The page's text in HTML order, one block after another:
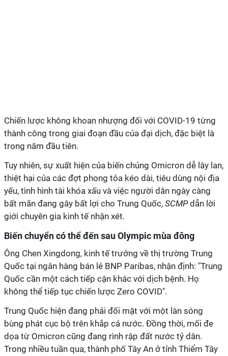
Chiến lược không khoan nhượng đối với COVID-19 từng
thành công trong giai đoạn đầu của đại dịch, đặc biệt là
trong năm đầu tiên.
Tuy nhiên, sự xuất hiện của biến chủng Omicron dễ lây lan,
thiệt hại của các đợt phong tỏa kéo dài, tiêu dùng nội địa
yếu, tình hình tài khóa xấu và việc người dân ngày càng
bất mãn đang gây bất lợi cho Trung Quốc, SCMPdẫn lời
giới chuyên gia kinh tế nhận xét.
Biến chuyển có thể đến sau Olympic mùa đông
Ông Chen Xingdong, kinh tế trưởng về thị trường Trung
Quốc tại ngân hàng bán lẻ BNP Paribas, nhận định: "Trung
Quốc cần một cách tiếp cận khác với dịch bệnh. Họ
không thể tiếp tục chiến lược Zero COVID".
Trung Quốc hiện đang phải đối mặt với một làn sóng
bùng phát cục bộ trên khắp cả nước. Đồng thời, mối đe
dọa từ Omicron cũng đang rình rập đất nước tỷ dân.
Trong nhiều tuần qua, thành phố Tây An ở tỉnh Thiểm Tây